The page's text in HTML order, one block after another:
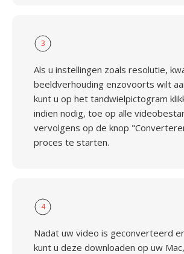
3
Als u instellingen zoals resolutie,
beeldverhouding enzovoorts wilt
kunt u op het tandwielpictogram
indien nodig, toe op alle
vervolgens op de knop
proces te starten.
4
Nadat uw video is geconverteerd
kunt u deze downloaden op uw